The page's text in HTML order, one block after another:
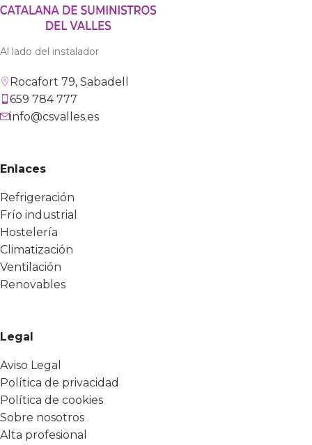
Al lado del instalador
Rocafort 79, Sabadell
659 784 777
info@csvalles.es
Enlaces
Refrigeración
Frío industrial
Hostelería
Climatización
Ventilación
Renovables
Legal
Aviso Legal
Política de privacidad
Política de cookies
Sobre nosotros
Alta profesional